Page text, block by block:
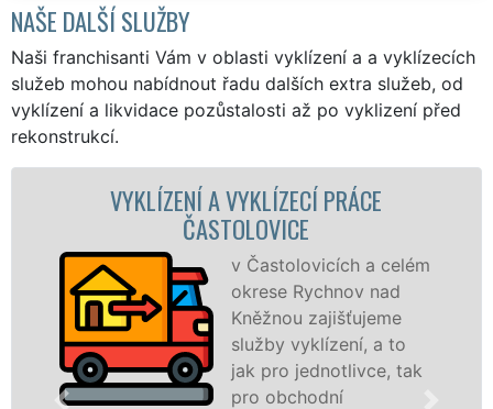
NAŠE DALŠÍ SLUŽBY
Naši franchisanti Vám v oblasti vyklízení a a vyklízecích
služeb mohou nabídnout řadu dalších extra služeb, od
vyklízení a likvidace pozůstalosti až po vyklizení před
rekonstrukcí.
A VYKLÍZECÍ PRÁCE
v Častolovicích a celém
okrese Rychnov nad
Kněžnou zajišťujeme
služby vyklízení, a to
jak pro jednotlivce, tak
pro obchodní